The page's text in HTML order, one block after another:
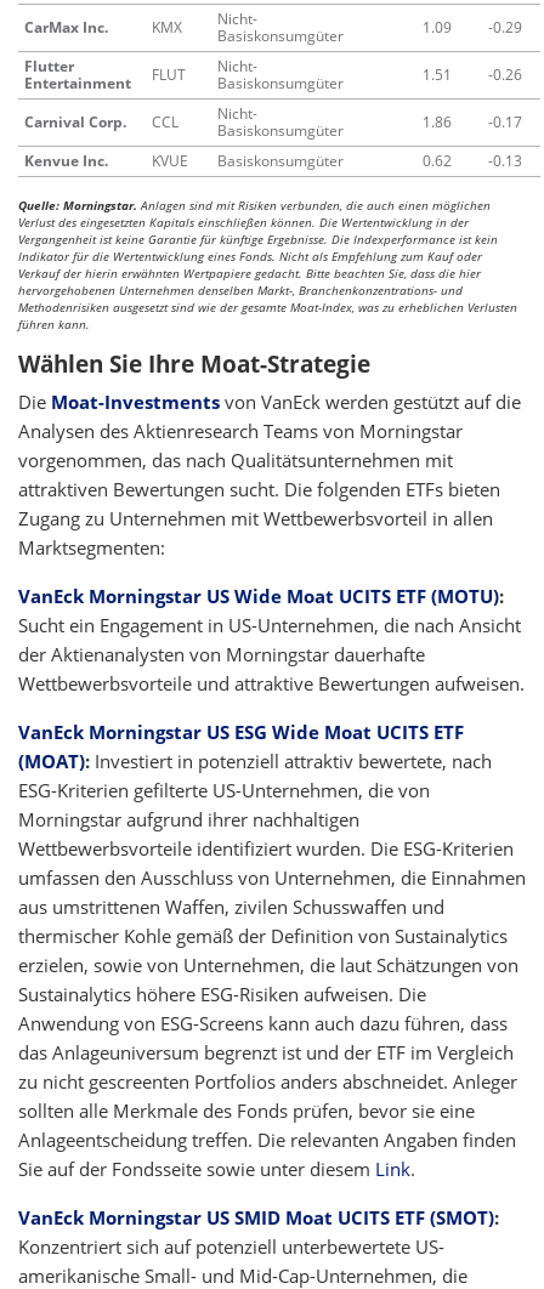
CarMax Inc. KMX
Nicht-
Basiskonsumgüter
1.09
-0.29
Flutter
Entertainment
FLUT
Nicht-
Basiskonsumgüter
1.51 -0.26
Carnival Corp. CCL
Nicht-
Basiskonsumgüter
1.86
-0.17
Kenvue Inc.
KVUE Basiskonsumgüter 0.62 -0.13
Quelle: Morningstar. Anlagen sind mit Risiken verbunden, die auch einen möglichen
Verlust des eingesetzten Kapitals einschließen können. Die Wertentwicklung in der
Vergangenheit ist keine Garantie für künftige Ergebnisse. Die Indexperformance ist kein
Indikator für die Wertentwicklung eines Fonds. Nicht als Empfehlung zum Kauf oder
Verkauf der hierin erwähnten Wertpapiere gedacht. Bitte beachten Sie, dass die hier
hervorgehobenen Unternehmen denselben Markt-, Branchenkonzentrations- und
Methodenrisiken ausgesetzt sind wie der gesamte Moat-Index, was zu erheblichen Verlusten
führen kann.
Wählen Sie Ihre Moat-Strategie
Die Moat-Investments von VanEck werden gestützt auf die
Analysen des Aktienresearch Teams von Morningstar
vorgenommen, das nach Qualitätsunternehmen mit
attraktiven Bewertungen sucht. Die folgenden ETFs bieten
Zugang zu Unternehmen mit Wettbewerbsvorteil in allen
Marktsegmenten:
VanEck Morningstar US Wide Moat UCITS ETF (MOTU):
Sucht ein Engagement in US-Unternehmen, die nach Ansicht
der Aktienanalysten von Morningstar dauerhafte
Wettbewerbsvorteile und attraktive Bewertungen aufweisen.
VanEck Morningstar US ESG Wide Moat UCITS ETF
(MOAT): Investiert in potenziell attraktiv bewertete, nach
ESG-Kriterien gefilterte US-Unternehmen, die von
Morningstar aufgrund ihrer nachhaltigen
Wettbewerbsvorteile identifiziert wurden. Die ESG-Kriterien
umfassen den Ausschluss von Unternehmen, die Einnahmen
aus umstrittenen Waffen, zivilen Schusswaffen und
thermischer Kohle gemäß der Definition von Sustainalytics
erzielen, sowie von Unternehmen, die laut Schätzungen von
Sustainalytics höhere ESG-Risiken aufweisen. Die
Anwendung von ESG-Screens kann auch dazu führen, dass
das Anlageuniversum begrenzt ist und der ETF im Vergleich
zu nicht gescreenten Portfolios anders abschneidet. Anleger
sollten alle Merkmale des Fonds prüfen, bevor sie eine
Anlageentscheidung treffen. Die relevanten Angaben finden
Sie auf der Fondsseite sowie unter diesem Link.
VanEck Morningstar US SMID Moat UCITS ETF (SMOT):
Konzentriert sich auf potenziell unterbewertete US-
amerikanische Small- und Mid-Cap-Unternehmen, die